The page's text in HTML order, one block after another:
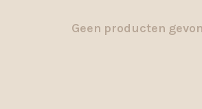
Geen producten